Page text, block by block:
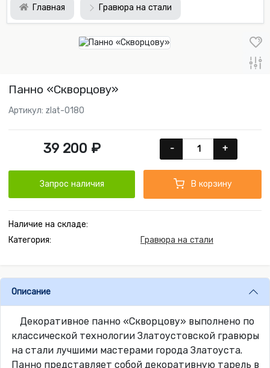
Главная Гравюра на стали
Панно «Скворцову»
Артикул: zlat-0180
39 200 ₽ - +
Запрос наличия В корзину
Наличие на складе:
Категория:
Гравюра на стали
Описание
Декоративное панно «Скворцову» выполнено по
классической технологии Златоустовской гравюры
на стали лучшими мастерами города Златоуста.
Панно представляет собой декоративную тарель в